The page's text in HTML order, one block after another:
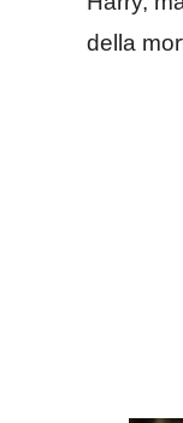
della